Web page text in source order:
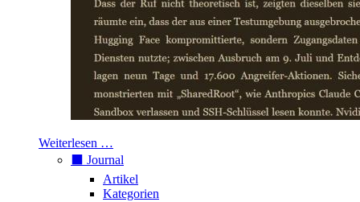
Weiterlesen …
⬛️ Journal
Artikel
Kategorien